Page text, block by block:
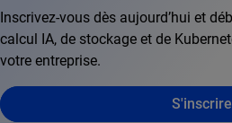
Inscrivez-vous dès aujourd’hui et
calcul IA, de stockage et de
votre entreprise.
S'inscrire